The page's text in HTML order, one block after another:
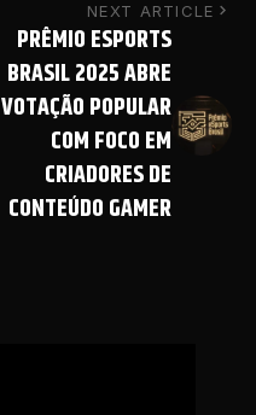
NEXT ARTICLE
PRÊMIO ESPORTS
BRASIL 2025 ABRE
VOTAÇÃO POPULAR
COM FOCO EM
CRIADORES DE
CONTEÚDO GAMER